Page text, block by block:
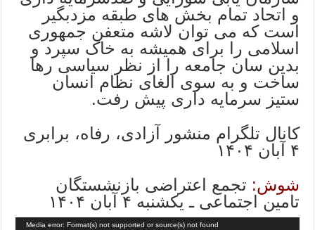
و اتحاد تمام بخش های طبقه مزدبگیر
است که می توان لاشه متعفن جمهوری
اسلامی را برای همیشه به خاک سپرد و
بدین سان جامعه را از نظر سیاسی رها
ساخت و به سوی الغای نظام انسان
ستیز سرمایه داری پیش رفت.
کانال تلگرام منشور آزادی، رفاه، برابری
۴ آبان ۱۴۰۴
شوش: تجمع اعتراضی بازنشستگان
تامین اجتماعی ـ یکشنبه ۴ آبان ۱۴۰۴
Media error: Format(s) not supported or source(s) not found